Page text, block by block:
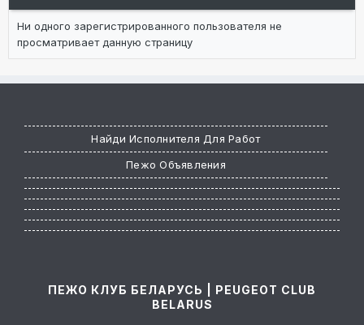
Ни одного зарегистрированного пользователя не
просматривает данную страницу
Найди Исполнителя Для Работ
Пежо Объявления
ПЕЖО КЛУБ БЕЛАРУСЬ | PEUGEOT CLUB
BELARUS